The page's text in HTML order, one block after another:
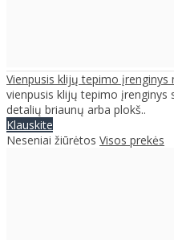
Vienpusis klijų tepimo įrenginys
vienpusis klijų tepimo
detalių briaunų arba plokš..
Klauskite
Neseniai žiūrėtos Visos prekės